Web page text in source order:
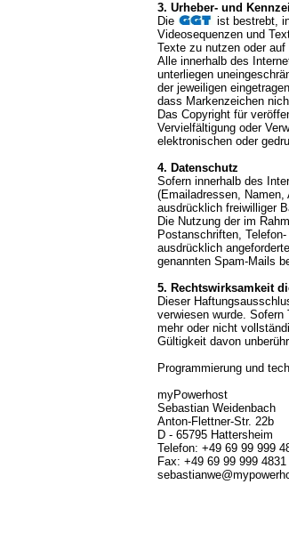
3. Urheber- und
Die
ist bestrebt,
Videosequenzen und
Texte zu nutzen oder
Alle innerhalb des
unterliegen
der jeweiligen
dass Markenzeichen
Das Copyright für
Vervielfältigung oder
elektronischen oder
4. Datenschutz
Sofern innerhalb des
(Emailadressen,
ausdrücklich freiwilliger
Die Nutzung der im
Postanschriften,
ausdrücklich
genannten Spam-Mails
5. Rechtswirksamkeit
Dieser
verwiesen wurde.
mehr oder nicht
Gültigkeit davon
Programmierung und
myPowerhost
Sebastian Weidenbach
Anton-Flettner-Str. 22b
D - 65795 Hattersheim
Telefon: +49 69 99 999
Fax: +49 69 99 999 4831